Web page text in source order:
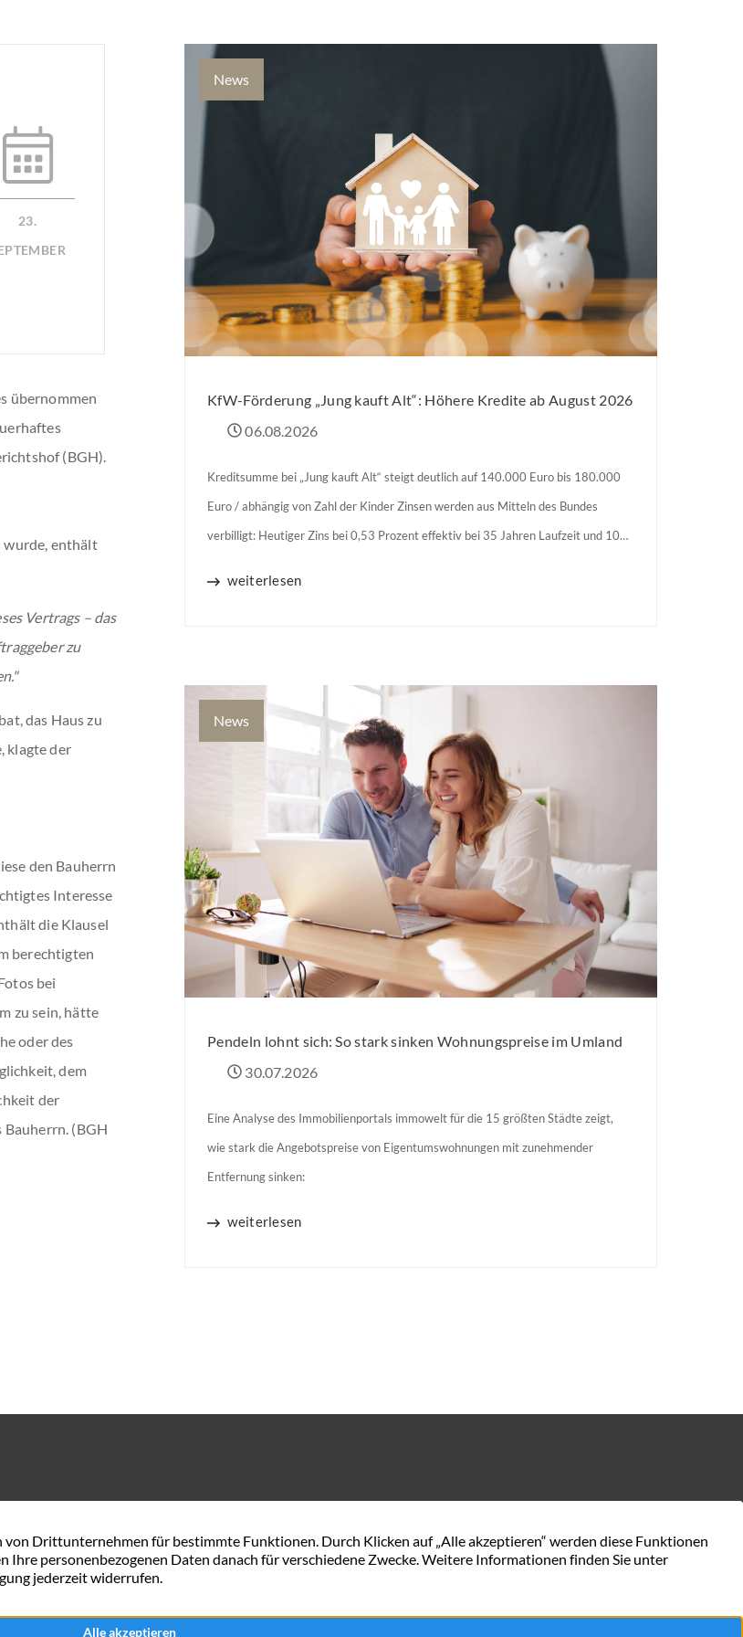
23.
übernommen
(BGH).
wurde, enthält
Vertrags – das
zu
das Haus zu
klagte der
den Bauherrn
Interesse
die Klausel
berechtigten
bei
zu sein, hätte
oder des
dem
der
(BGH
News
KfW-Förderung „Jung kauft Alt“: Höhere Kredite ab August 2026
06.08.2026
Kreditsumme bei „Jung kauft Alt“ steigt deutlich auf 140.000 Euro bis 180.000
Euro / abhängig von Zahl der Kinder Zinsen werden aus Mitteln des Bundes
verbilligt: Heutiger Zins bei 0,53 Prozent effektiv bei 35 Jahren Laufzeit und 10
weiterlesen
News
Pendeln lohnt sich: So stark sinken Wohnungspreise im Umland
30.07.2026
Eine Analyse des Immobilienportals immowelt für die 15 größten Städte zeigt,
wie stark die Angebotspreise von Eigentumswohnungen mit zunehmender
Entfernung sinken:
weiterlesen
service@maxximmobilien.de
KONTAKT AUFNEHMEN